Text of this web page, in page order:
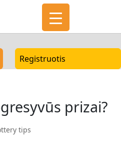
Registruotis
prizai?
tips